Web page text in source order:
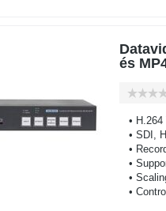
és
• H.264
• SDI,
•
•
•
•